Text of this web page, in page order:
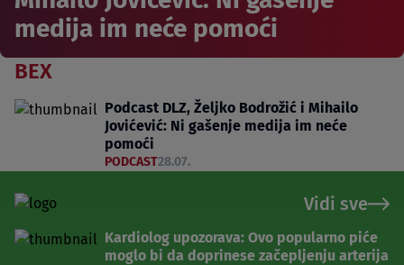
medija im neće pomoći
BEX
Podcast DLZ, Željko Bodrožić i Mihailo
Jovićević: Ni gašenje medija im neće
pomoći
PODCAST28.07.
Vidi sve
Kardiolog upozorava: Ovo popularno piće
moglo bi da doprinese začepljenju arterija